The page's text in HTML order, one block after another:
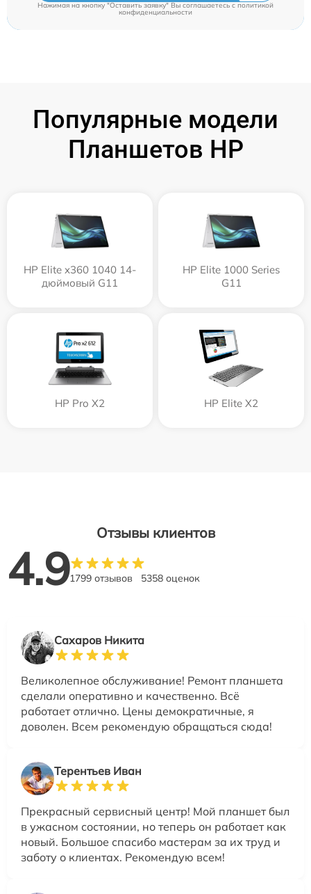
Нажимая на кнопку "Оставить заявку" Вы соглашаетесь cполитикой
конфиденциальности
Популярные модели
Планшетов HP
HP Elite x360 1040 14-
дюймовый G11
HP Elite 1000 Series
G11
HP Pro X2 HP Elite X2
Отзывы клиентов
4.91799 отзывов 5358 оценок
Сахаров Никита
Великолепное обслуживание! Ремонт планшета
сделали оперативно и качественно. Всё
работает отлично. Цены демократичные, я
доволен. Всем рекомендую обращаться сюда!
Терентьев Иван
Прекрасный сервисный центр! Мой планшет был
в ужасном состоянии, но теперь он работает как
новый. Большое спасибо мастерам за их труд и
заботу о клиентах. Рекомендую всем!